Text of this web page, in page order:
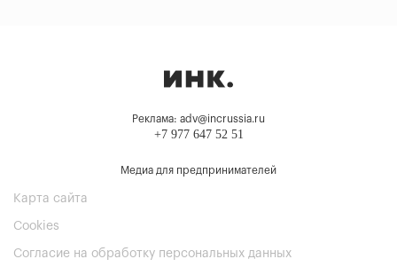
Реклама: adv@incrussia.ru
+7 977 647 52 51
Медиа для предпринимателей
Карта сайта
Cookies
Согласие на обработку персональных данных